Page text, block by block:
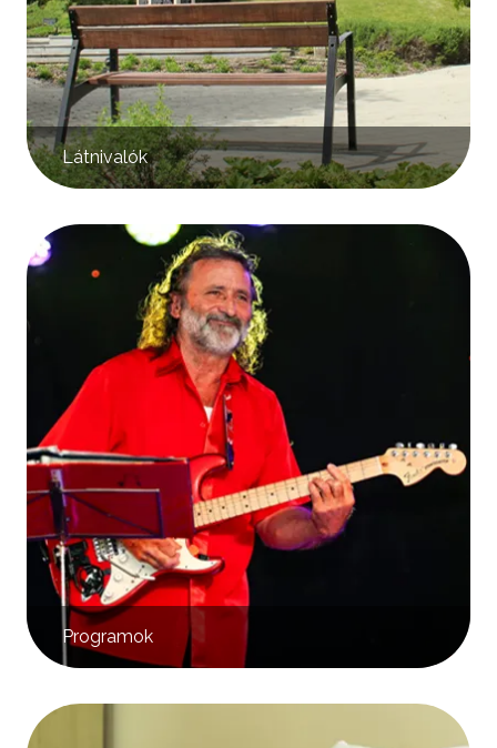
Látnivalók
Programok
Kép
Kép